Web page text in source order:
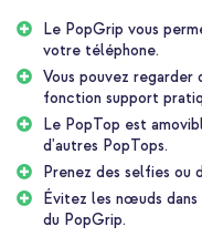
autour du PopGrip, ce qui
donnez à votre
PopTop est amovible, ce
différents tops. Ainsi,
de votre téléphone ou la
Une meilleure prise en
Le PopGrip vous permet
votre téléphone. Cela
votre smartphone et vous
Le PopGrip vous
votre téléphone.
Vous pouvez
fonction support
Le PopTop est
d'autres PopTops.
Prenez des selfies ou
Évitez les nœuds
du PopGrip.